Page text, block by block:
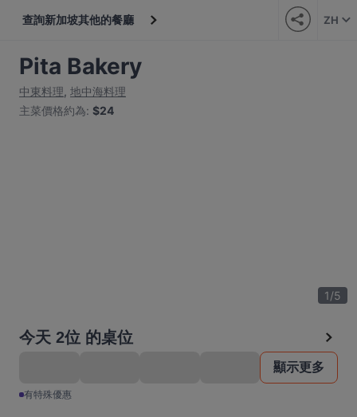
查詢新加坡其他的餐廳 ZH
Pita Bakery
中東料理, 地中海料理
主菜價格約為: $24
1/5
今天 2位 的桌位
顯示更多
有特殊優惠